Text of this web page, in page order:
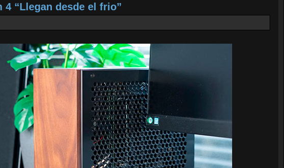
4 “Llegan desde el frio”